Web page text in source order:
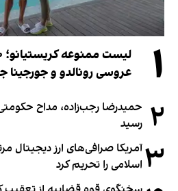
۱
عروسی رونالدو و جورجینا
۲ حمیدرضا رجب‌زاده، مداح
رسید
۳آمریکا صرافی‌های ارز دیجیتال
اسلامی را تحریم کرد